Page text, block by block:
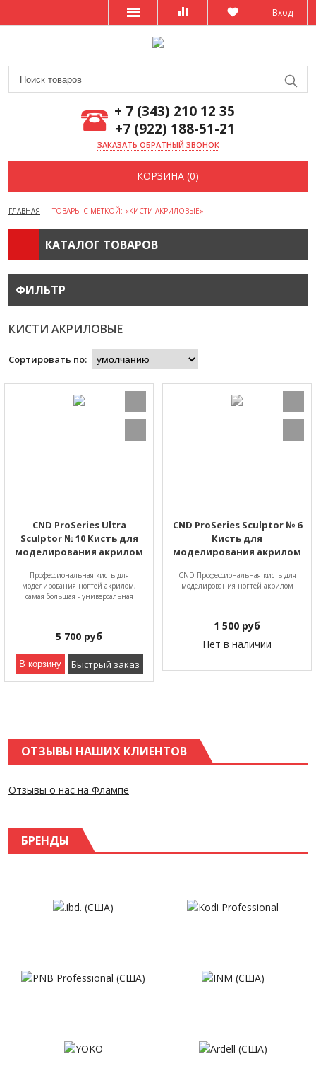
Вход
+ 7 (343) 210 12 35
+7 (922) 188-51-21
ЗАКАЗАТЬ ОБРАТНЫЙ ЗВОНОК
КОРЗИНА (0)
ГЛАВНАЯ ТОВАРЫ С МЕТКОЙ: «КИСТИ АКРИЛОВЫЕ»
КАТАЛОГ ТОВАРОВ
ФИЛЬТР
КИСТИ АКРИЛОВЫЕ
Сортировать по:
CND ProSeries Ultra
Sculptor № 10 Кисть для
моделирования акрилом
Профессиональная кисть для
моделирования ногтей акрилом,
самая большая - универсальная
5 700 руб
В корзину Быстрый заказ
CND ProSeries Sculptor № 6
Кисть для
моделирования акрилом
CND Профессиональная кисть для
моделирования ногтей акрилом
1 500 руб
Нет в наличии
ОТЗЫВЫ НАШИХ КЛИЕНТОВ
Отзывы о нас на Флампе
БРЕНДЫ